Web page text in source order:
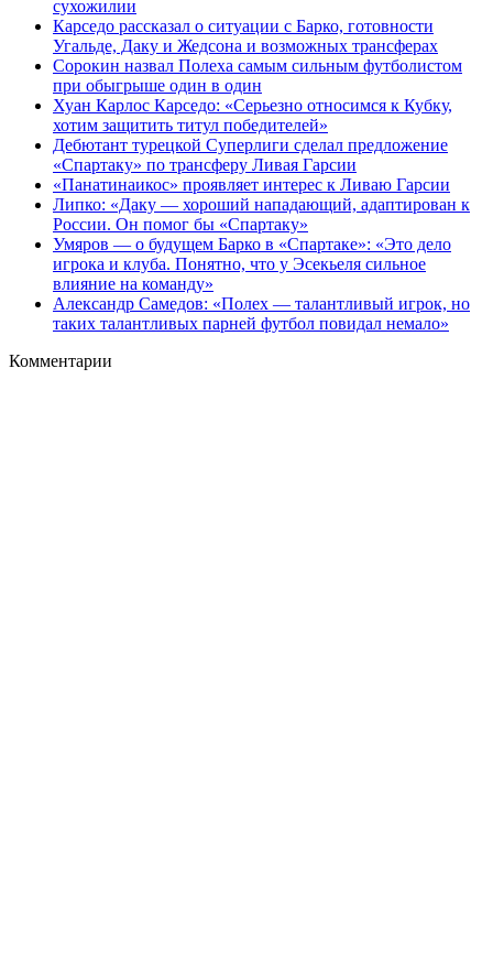
сухожилии
Карседо рассказал о ситуации с Барко, готовности
Угальде, Даку и Жедсона и возможных трансферах
Сорокин назвал Полеха самым сильным футболистом
при обыгрыше один в один
Хуан Карлос Карседо: «Серьезно относимся к Кубку,
хотим защитить титул победителей»
Дебютант турецкой Суперлиги сделал предложение
«Спартаку» по трансферу Ливая Гарсии
«Панатинаикос» проявляет интерес к Ливаю Гарсии
Липко: «Даку — хороший нападающий, адаптирован к
России. Он помог бы «Спартаку»
Умяров — о будущем Барко в «Спартаке»: «Это дело
игрока и клуба. Понятно, что у Эсекьеля сильное
влияние на команду»
Александр Самедов: «Полех — талантливый игрок, но
таких талантливых парней футбол повидал немало»
Комментарии